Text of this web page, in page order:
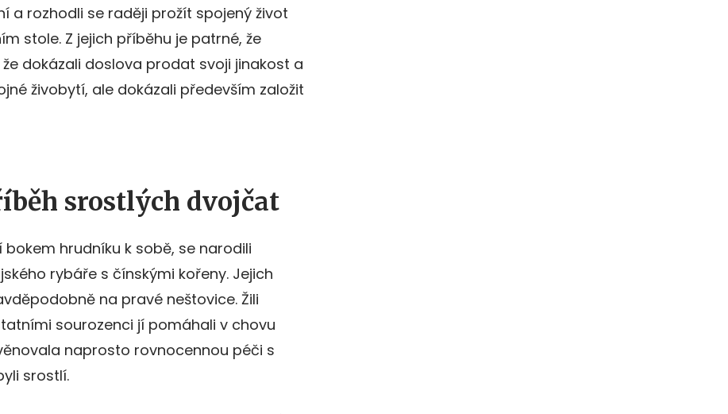
a rozhodli se raději prožít spojený život
stole. Z jejich příběhu je patrné, že
dokázali doslova prodat svoji jinakost a
živobytí, ale dokázali především založit
srostlých dvojčat
hrudníku k sobě, se narodili
rybáře s čínskými kořeny. Jejich
na pravé neštovice. Žili
sourozenci jí pomáhali v chovu
naprosto rovnocennou péči s
srostlí.